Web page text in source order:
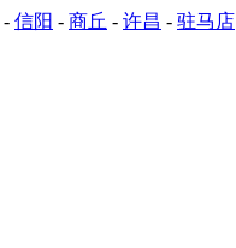
- 信阳 - 商丘 - 许昌 - 驻马店